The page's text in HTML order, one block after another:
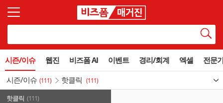
시즌/이슈 웹진 비즈폼 AI 이벤트 경리/회계 엑셀 전문
시즌/이슈 (111) 핫클릭 (111)
핫클릭 (111)